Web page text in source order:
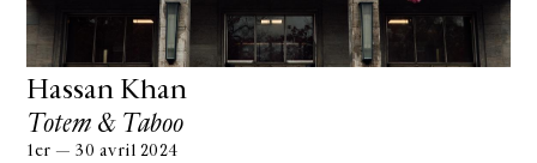
Hassan Khan
Totem & Taboo
1er — 30 avril 2024